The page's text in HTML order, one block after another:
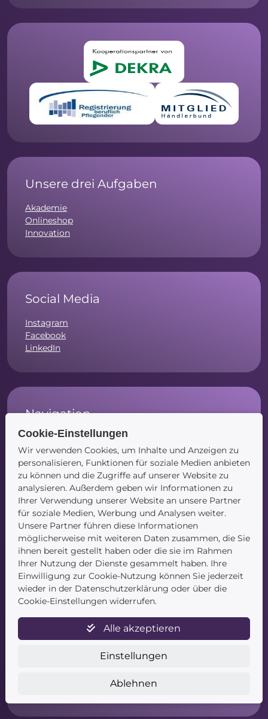
Unsere drei Aufgaben
Akademie
Onlineshop
Innovation
Social Media
Instagram
Facebook
LinkedIn
Navigation
Startseite
Blog
Kontakt
Service
Newsletter
Datenschutz
Zahlung & Versand
Barrierefreiheitserklärung
Cookie-Einstellungen
Wir verwenden Cookies, um Inhalte und Anzeigen zu
personalisieren, Funktionen für soziale Medien anbieten
zu können und die Zugriffe auf unserer Website zu
analysieren. Außerdem geben wir Informationen zu
Ihrer Verwendung unserer Website an unsere Partner
für soziale Medien, Werbung und Analysen weiter.
Unsere Partner führen diese Informationen
möglicherweise mit weiteren Daten zusammen, die Sie
ihnen bereit gestellt haben oder die sie im Rahmen
Ihrer Nutzung der Dienste gesammelt haben. Ihre
Einwilligung zur Cookie-Nutzung können Sie jederzeit
wieder in der Datenschutzerklärung oder über die
Cookie-Einstellungen widerrufen.
Alle akzeptieren
Einstellungen
Ablehnen